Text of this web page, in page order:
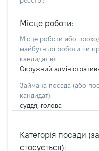
Місце роботи:
Місце роботи або
майбутньої роботи чи
кандидатів):
Окружний
Займана посада (або
кандидат):
суддя, голова
Категорія посади
стосується):